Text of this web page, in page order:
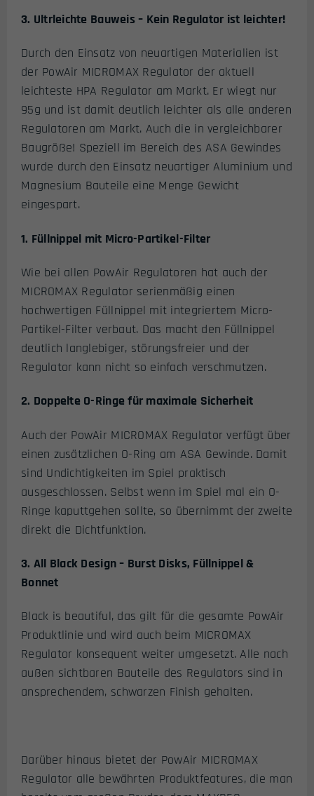
3. Ultrleichte Bauweis – Kein Regulator ist leichter!
Durch den Einsatz von neuartigen Materialien ist
der PowAir MICROMAX Regulator der aktuell
leichteste HPA Regulator am Markt. Er wiegt nur
95g und ist damit deutlich leichter als alle anderen
Regulatoren am Markt. Auch die in vergleichbarer
Baugröße! Speziell im Bereich des ASA Gewindes
wurde durch den Einsatz neuartiger Aluminium und
Magnesium Bauteile eine Menge Gewicht
eingespart.
1. Füllnippel mit Micro-Partikel-Filter
Wie bei allen PowAir Regulatoren hat auch der
MICROMAX Regulator serienmäßig einen
hochwertigen Füllnippel mit integriertem Micro-
Partikel-Filter verbaut. Das macht den Füllnippel
deutlich langlebiger, störungsfreier und der
Regulator kann nicht so einfach verschmutzen.
2. Doppelte O-Ringe für maximale Sicherheit
Auch der PowAir MICROMAX Regulator verfügt über
einen zusätzlichen O-Ring am ASA Gewinde. Damit
sind Undichtigkeiten im Spiel praktisch
ausgeschlossen. Selbst wenn im Spiel mal ein O-
Ringe kaputtgehen sollte, so übernimmt der zweite
direkt die Dichtfunktion.
3. All Black Design – Burst Disks, Füllnippel &
Bonnet
Black is beautiful, das gilt für die gesamte PowAir
Produktlinie und wird auch beim MICROMAX
Regulator konsequent weiter umgesetzt. Alle nach
außen sichtbaren Bauteile des Regulators sind in
ansprechendem, schwarzen Finish gehalten.
Darüber hinaus bietet der PowAir MICROMAX
Regulator alle bewährten Produktfeatures, die man